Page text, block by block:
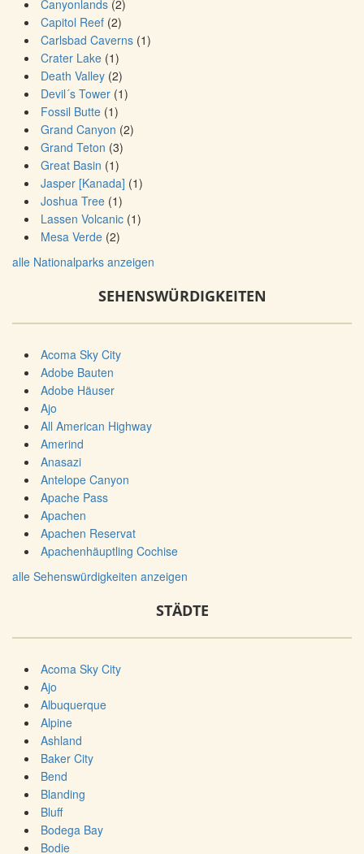
Canyonlands (2)
Capitol Reef (2)
Carlsbad Caverns (1)
Crater Lake (1)
Death Valley (2)
Devil´s Tower (1)
Fossil Butte (1)
Grand Canyon (2)
Grand Teton (3)
Great Basin (1)
Jasper [Kanada] (1)
Joshua Tree (1)
Lassen Volcanic (1)
Mesa Verde (2)
alle Nationalparks anzeigen
SEHENSWÜRDIGKEITEN
Acoma Sky City
Adobe Bauten
Adobe Häuser
Ajo
All American Highway
Amerind
Anasazi
Antelope Canyon
Apache Pass
Apachen
Apachen Reservat
Apachenhäuptling Cochise
alle Sehenswürdigkeiten anzeigen
STÄDTE
Acoma Sky City
Ajo
Albuquerque
Alpine
Ashland
Baker City
Bend
Blanding
Bluff
Bodega Bay
Bodie